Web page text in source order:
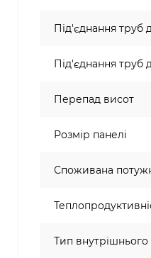
Під'єднання труб
Під'єднання труб
Перепад висот
Розмір панелі
Споживана
Тип внутрішнього